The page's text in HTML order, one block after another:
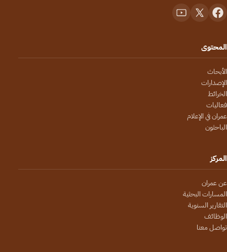
المحتوى
الأبحاث
الإصدارات
الخرائط
فعاليات
عمران في الإعلام
الباحثون
المركز
عن عمران
المسارات البحثية
التقارير السنوية
الوظائف
تواصل معنا